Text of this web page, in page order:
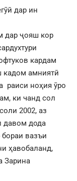
дар ин
дар ҷояш кор
кардам
кадом амниятӣ
раиси ноҳия ӯро
ки чанд сол
2002, аз
давом дода
вазъи
ҳавобаланд,
Зарина